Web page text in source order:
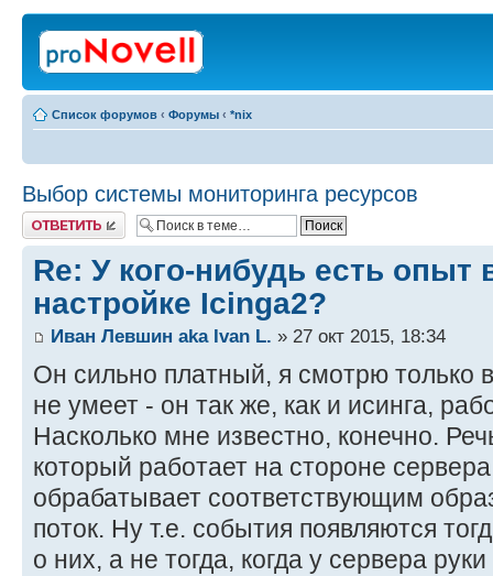
Список форумов ‹ Форумы ‹ *nix
Выбор системы мониторинга ресурсов
Ответить
Re: У кого-нибудь есть опыт
настройке Icinga2?
Иван Левшин aka Ivan L. » 27 окт 2015, 18:34
Он сильно платный, я смотрю только
не умеет - он так же, как и исинга,
Насколько мне известно, конечно.
который работает на стороне
обрабатывает соответствующим
поток. Ну т.е. события появляются
о них, а не тогда, когда у сервера